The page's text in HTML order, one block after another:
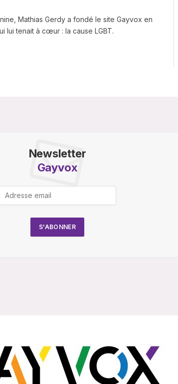
Mathias Gerdy a fondé le site Gayvox en
lui tenait à cœur : la cause LGBT.
Newsletter
Gayvox